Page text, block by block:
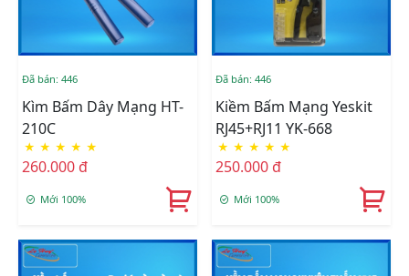
Đã bán: 446
Kìm Bấm Dây Mạng HT-
210C
★ ★ ★ ★ ★
260.000 đ
Mới 100%
Đã bán: 446
Kiềm Bấm Mạng Yeskit
RJ45+RJ11 YK-668
★ ★ ★ ★ ★
250.000 đ
Mới 100%